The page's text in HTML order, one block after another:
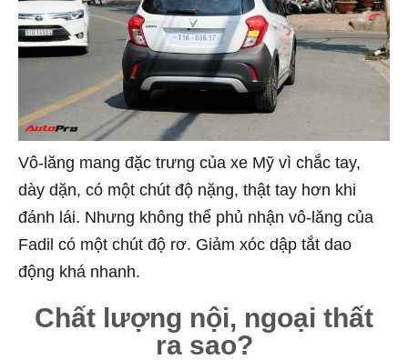
Vô-lăng mang đặc trưng của xe Mỹ vì chắc tay,
dày dặn, có một chút độ nặng, thật tay hơn khi
đánh lái. Nhưng không thể phủ nhận vô-lăng của
Fadil có một chút độ rơ. Giảm xóc dập tắt dao
động khá nhanh.
Chất lượng nội, ngoại thất
ra sao?